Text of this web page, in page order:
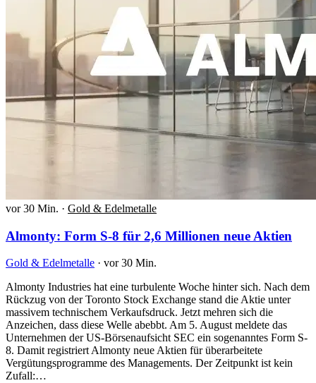
vor 30 Min. · Gold & Edelmetalle
Almonty: Form S-8 für 2,6 Millionen neue Aktien
Gold & Edelmetalle · vor 30 Min.
Almonty Industries hat eine turbulente Woche hinter sich. Nach dem
Rückzug von der Toronto Stock Exchange stand die Aktie unter
massivem technischem Verkaufsdruck. Jetzt mehren sich die
Anzeichen, dass diese Welle abebbt. Am 5. August meldete das
Unternehmen der US-Börsenaufsicht SEC ein sogenanntes Form S-
8. Damit registriert Almonty neue Aktien für überarbeitete
Vergütungsprogramme des Managements. Der Zeitpunkt ist kein
Zufall:…